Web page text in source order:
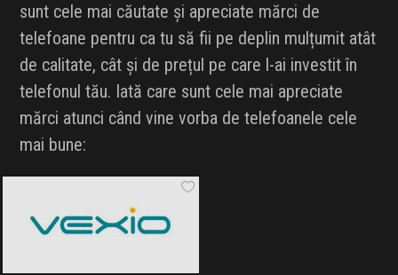
sunt cele mai căutate și apreciate mărci de
telefoane pentru ca tu să fii pe deplin mulțumit atât
de calitate, cât și de prețul pe care l-ai investit în
telefonul tău. Iată care sunt cele mai apreciate
mărci atunci când vine vorba de telefoanele cele
mai bune: